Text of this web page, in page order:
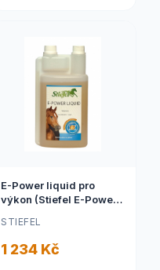
E-Power liquid pro
výkon (Stiefel E-Power
kondici, pro chovné
klisny a hřebce, láhev s
dávkovačem 1 l)
STIEFEL
1 234 Kč